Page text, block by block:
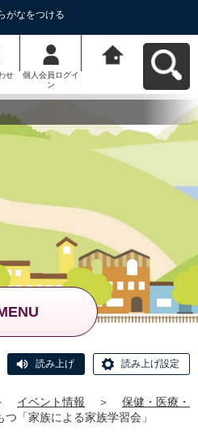
がなをつける
せ
個人会員ログイ
ン
る
読み上げ 読み上げ設定
イベント情報 ＞
保健・医療・
つ「家族による家族学習会」